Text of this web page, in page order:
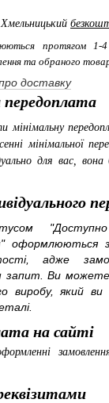
протягом
та обраного
доставку
передоплата
мінімальну
мінімальної
для вас,
оформлюються
адже
запит. Ви
виробу, який
на сайті